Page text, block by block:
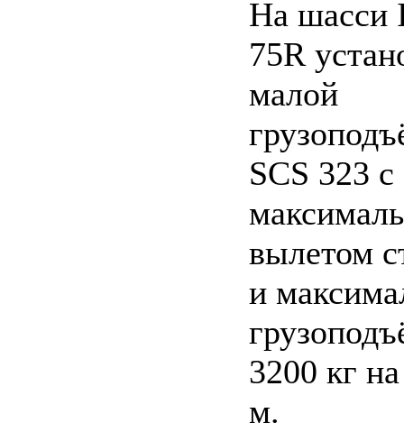
На шасси
75R
малой
SCS 323 с
вылетом
и
3200 кг
м.